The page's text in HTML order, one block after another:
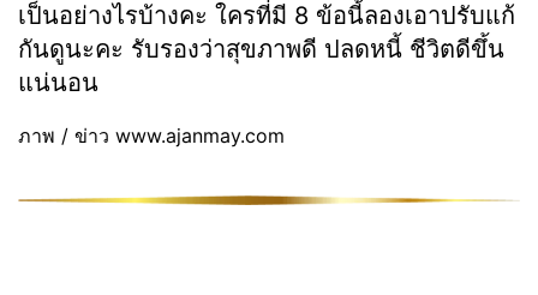
เป็นอย่างไรบ้างคะ ใครที่มี 8 ข้อนี้ลองเอาปรับแก้
กันดูนะคะ รับรองว่าสุขภาพดี ปลดหนี้ ชีวิตดีขึ้น
แน่นอน
ภาพ / ข่าว www.ajanmay.com